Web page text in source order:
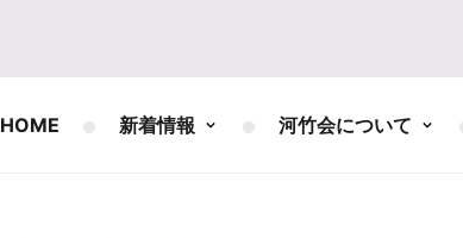
HOME 新着情報 河竹会について